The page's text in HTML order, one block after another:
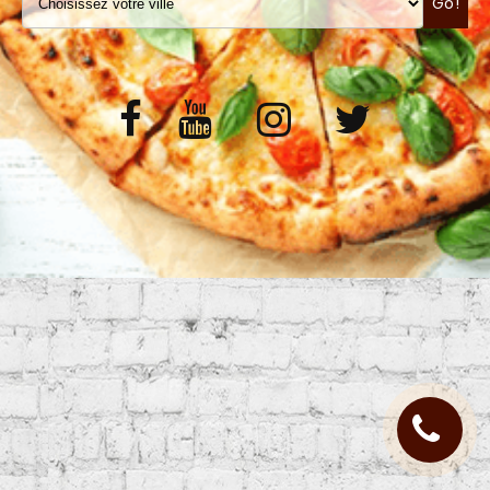
VOS AVIS
MENTIONS LÉGALES
C.G.V